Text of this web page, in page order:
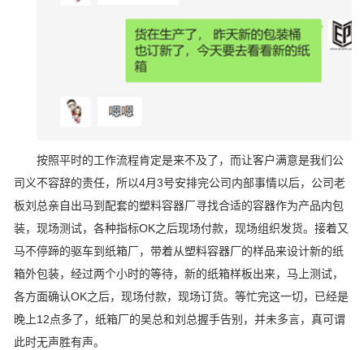
按照平时的工作流程肯定是来不及了，而让客户满意是我们公
司义不容辞的责任，所以4月3号安排完公司内部事情以后，公司老
板刘总亲自出马到配套的塑料容器厂寻找合适的容器作为产品内包
装，现场测试，各种指标OK之后现场付款，现场组织发货。接着又
马不停蹄的驱车到纸箱厂，带着从塑料容器厂的样品来设计新的纸
箱外包装，经过两个小时的等待，新的纸箱样板出来，马上测试，
各方面确认OK之后，现场付款，现场订货。等忙完这一切，已经是
晚上12点多了，纸箱厂的吴总和刘总握手告别，并未多言，真可谓
此时无声胜有声。